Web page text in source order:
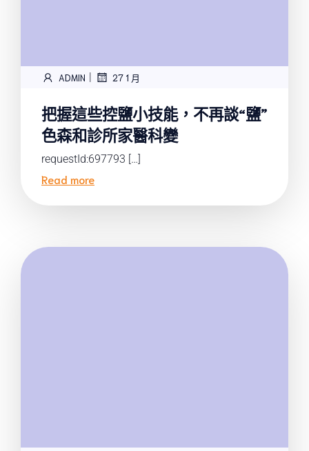
ADMIN | 27 1 月
把握這些控鹽小技能，不再談“鹽”
色森和診所家醫科變
requestId:697793 […]
Read more